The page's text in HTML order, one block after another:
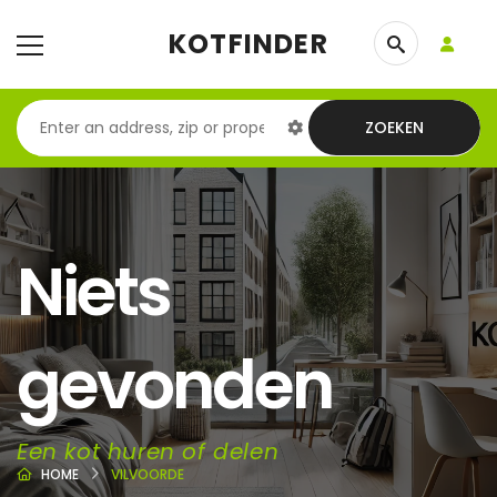
KOTFINDER
ZOEKEN
Niets
gevonden
Een kot huren of delen
HOME VILVOORDE